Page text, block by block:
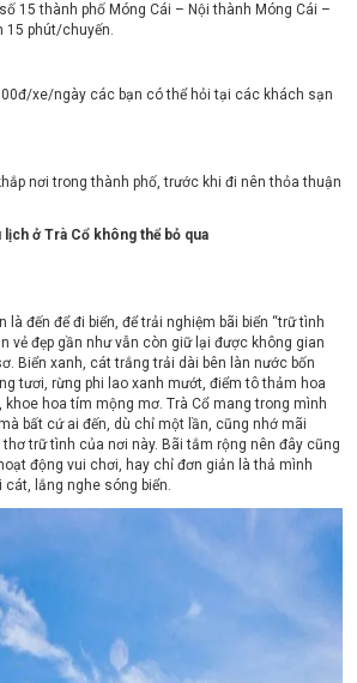
15 thành phố Móng Cái – Nội thành Móng Cái –
15 phút/chuyến.
xe/ngày các bạn có thể hỏi tại các khách sạn
nơi trong thành phố, trước khi đi nên thỏa thuận
ở Trà Cổ không thể bỏ qua
là đến để đi biển, để trải nghiệm bãi biển “trữ tình
vẻ đẹp gần như vẫn còn giữ lại được không gian
Biển xanh, cát trắng trải dài bên làn nước bốn
tươi, rừng phi lao xanh mướt, điểm tô thảm hoa
khoe hoa tím mộng mơ. Trà Cổ mang trong mình
bất cứ ai đến, dù chỉ một lần, cũng nhớ mãi
trữ tình của nơi này. Bãi tắm rộng nên đây cũng
động vui chơi, hay chỉ đơn giản là thả mình
lắng nghe sóng biển.